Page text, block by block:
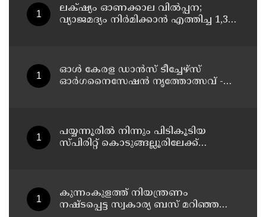
ലക്‌ഷ്യം ഓണക്കാല വിൽപ്പന;
വ്യാജമദ്യം നിർമിക്കാൻ എത്തിച്ച 1,350
ഓൾ കേരള ഡാൻസ് ടീച്ചേഴ്സ്
ഓർഗനൈസേഷൻ നൃത്തോത്സവ് -
പയ്യന്നൂരിൽ നിന്നും പിടികൂടിയ
സ്പിരിറ്റ് കൊടുങ്ങല്ലൂരിലേക്ക്
കുന്നംകുളത്ത് നിയന്ത്രണം
നഷ്ടപ്പെട്ട സ്വകാര്യ ബസ് മറിഞ്ഞ